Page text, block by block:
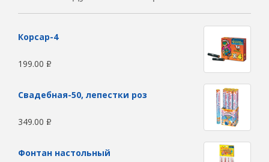
Корсар-4
199.00 Р
Свадебная-50, лепестки роз
349.00 Р
Фонтан настольный